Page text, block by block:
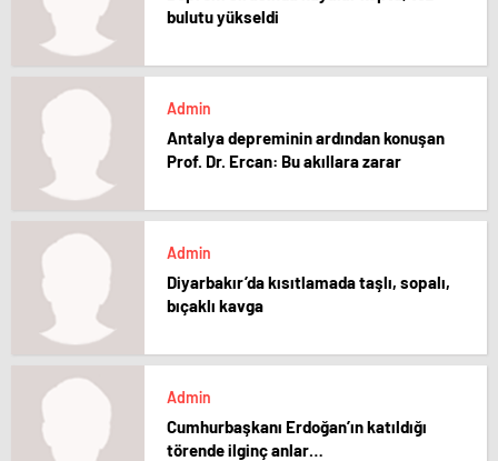
bulutu yükseldi
Admin
Antalya depreminin ardından konuşan
Prof. Dr. Ercan: Bu akıllara zarar
Admin
Diyarbakır’da kısıtlamada taşlı, sopalı,
bıçaklı kavga
Admin
Cumhurbaşkanı Erdoğan’ın katıldığı
törende ilginç anlar…